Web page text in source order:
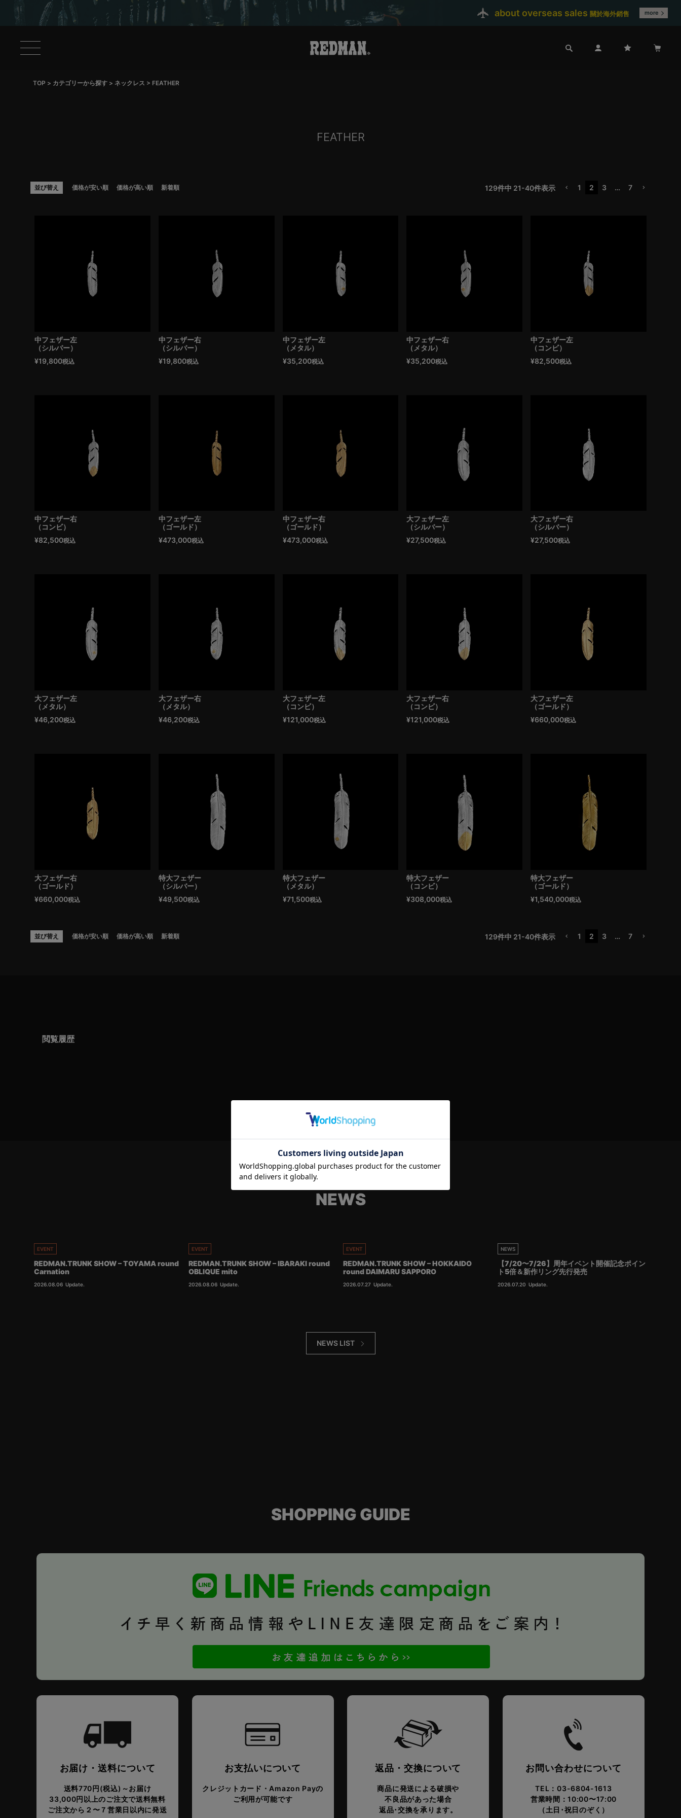
about overseas sales 關於海外銷售 more
TOP カテゴリーから探す ネックレス FEATHER
FEATHER
並び替え 価格が安い順 価格が高い順 新着順 129件中 21-40件表示 1 2 3 … 7
中フェザー左
（シルバー）
¥19,800税込
中フェザー右
（シルバー）
¥19,800税込
中フェザー左
（メタル）
¥35,200税込
中フェザー右
（メタル）
¥35,200税込
中フェザー左
（コンビ）
¥82,500税込
中フェザー右
（コンビ）
¥82,500税込
中フェザー左
（ゴールド）
¥473,000税込
中フェザー右
（ゴールド）
¥473,000税込
大フェザー左
（シルバー）
¥27,500税込
大フェザー右
（シルバー）
¥27,500税込
大フェザー左
（メタル）
¥46,200税込
大フェザー右
（メタル）
¥46,200税込
大フェザー左
（コンビ）
¥121,000税込
大フェザー右
（コンビ）
¥121,000税込
大フェザー左
（ゴールド）
¥660,000税込
大フェザー右
（ゴールド）
¥660,000税込
特大フェザー
（シルバー）
¥49,500税込
特大フェザー
（メタル）
¥71,500税込
特大フェザー
（コンビ）
¥308,000税込
特大フェザー
（ゴールド）
¥1,540,000税込
並び替え 価格が安い順 価格が高い順 新着順 129件中 21-40件表示 1 2 3 … 7
閲覧履歴
NEWS
EVENT
REDMAN.TRUNK SHOW – TOYAMA round
Carnation
2026.08.06 Update.
EVENT
REDMAN.TRUNK SHOW – IBARAKI round
OBLIQUE mito
2026.08.06 Update.
EVENT
REDMAN.TRUNK SHOW – HOKKAIDO
round DAIMARU SAPPORO
2026.07.27 Update.
NEWS
【7/20〜7/26】周年イベント開催記念ポイン
ト5倍＆新作リング先行発売
2026.07.20 Update.
NEWS LIST
SHOPPING GUIDE
お届け・送料について
送料770円(税込)～お届け
33,000円以上のご注文で送料無料
ご注文から２〜７営業日以内に発送
お支払いについて
クレジットカード・Amazon Payの
ご利用が可能です
返品・交換について
商品に発送による破損や
不良品があった場合
返品･交換を承ります。
お問い合わせについて
TEL：03-6804-1613
営業時間：10:00〜17:00
（土日･祝日のぞく）